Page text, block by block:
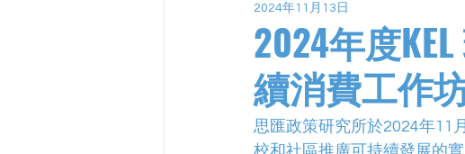
2024年度
續消費工作
2024年11月13日
思匯政策研究所於2024年11